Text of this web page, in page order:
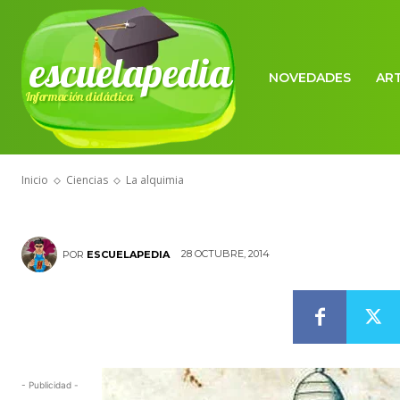
escuelapedia
Información didáctica
NOVEDADES
Inicio Ciencias La alquimia
CIENCIAS
La alquimia
POR ESCUELAPEDIA 28 OCTUBRE, 2014
- Publicidad -